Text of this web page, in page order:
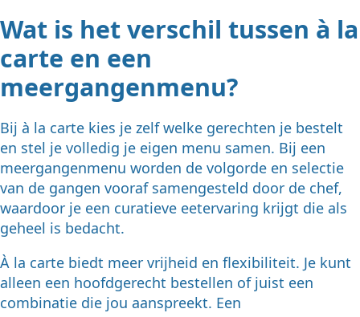
Wat is het verschil tussen à la
carte en een
meergangenmenu?
Bij à la carte kies je zelf welke gerechten je bestelt
en stel je volledig je eigen menu samen. Bij een
meergangenmenu worden de volgorde en selectie
van de gangen vooraf samengesteld door de chef,
waardoor je een curatieve eetervaring krijgt die als
geheel is bedacht.
À la carte biedt meer vrijheid en flexibiliteit. Je kunt
alleen een hoofdgerecht bestellen of juist een
combinatie die jou aanspreekt. Een